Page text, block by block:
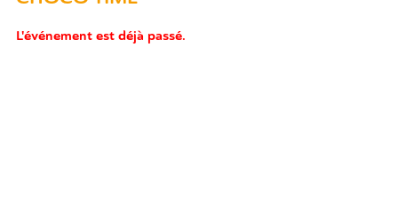
L'événement est déjà passé.